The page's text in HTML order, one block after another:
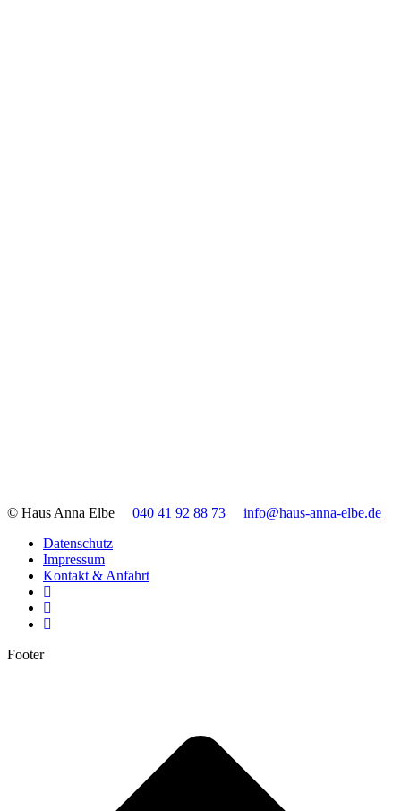
© Haus Anna Elbe 040 41 92 88 73
info@haus-anna-elbe.de
Datenschutz
Impressum
Kontakt & Anfahrt
Footer